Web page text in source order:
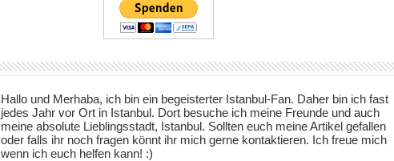
Hallo und Merhaba, ich bin ein begeisterter Istanbul-Fan. Daher bin ich fast
jedes Jahr vor Ort in Istanbul. Dort besuche ich meine Freunde und auch
meine absolute Lieblingsstadt, Istanbul. Sollten euch meine Artikel gefallen
oder falls ihr noch fragen könnt ihr mich gerne kontaktieren. Ich freue mich
wenn ich euch helfen kann! :)